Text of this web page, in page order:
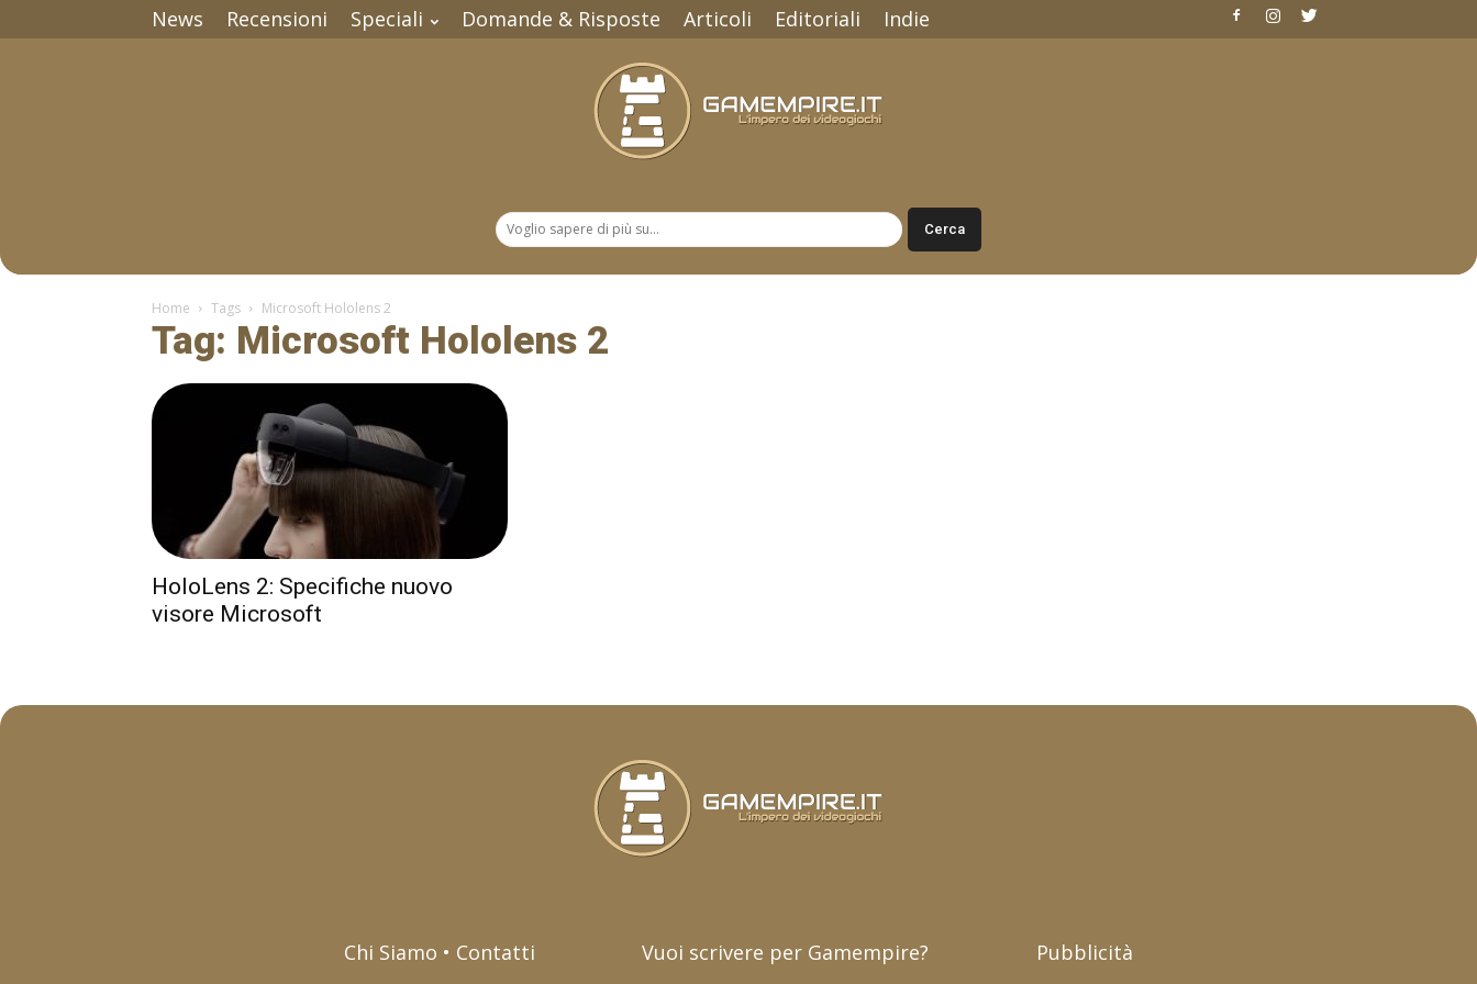
News Recensioni Speciali Domande & Risposte Articoli Editoriali Indie
Home Tags Microsoft Hololens 2
Tag: Microsoft Hololens 2
HoloLens 2: Specifiche nuovo
visore Microsoft
Chi Siamo • Contatti Vuoi scrivere per Gamempire? Pubblicità